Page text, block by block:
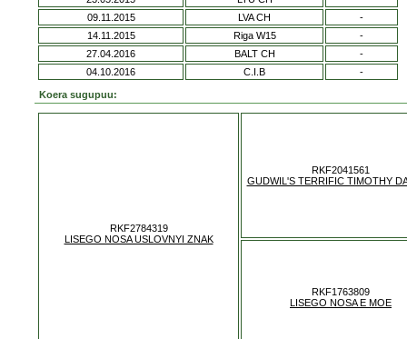
09.11.2015
LVA CH
-
14.11.2015
Riga W15
-
27.04.2016
BALT CH
-
04.10.2016
C.I.B -
Koera sugupuu:
RKF2784319
LISEGO NOSA USLOVNYI ZNAK
RKF2041561
GUDWIL'S TERRIFIC TIMOTHY
RKF1763809
LISEGO NOSA E MOE